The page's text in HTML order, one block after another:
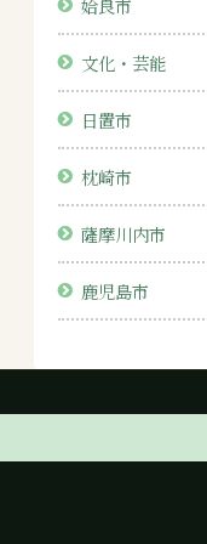
姶良市
文化・芸能
日置市
枕崎市
薩摩川内市
鹿児島市